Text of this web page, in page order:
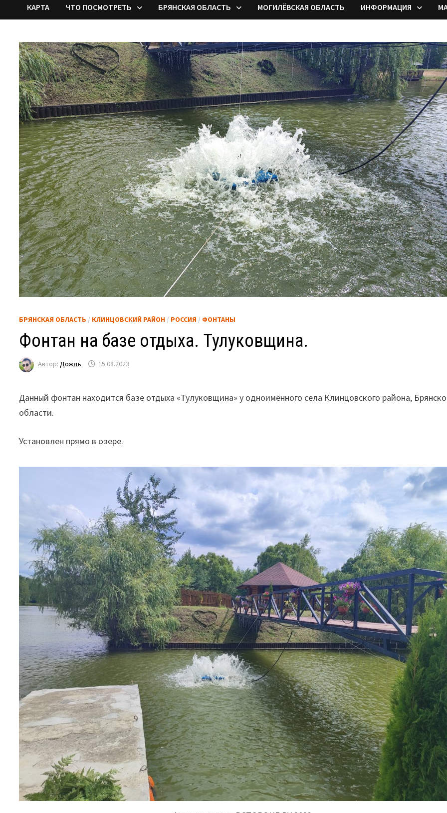
КАРТА ЧТО ПОСМОТРЕТЬ БРЯНСКАЯ ОБЛАСТЬ МОГИЛЁВСКАЯ ОБЛАСТЬ ИНФОРМАЦИЯ
БРЯНСКАЯ ОБЛАСТЬ / КЛИНЦОВСКИЙ РАЙОН / РОССИЯ / ФОНТАНЫ
Фонтан на базе отдыха. Тулуковщина.
Автор:Дождь 15.08.2023
Данный фонтан находится базе отдыха «Тулуковщина» у одноимённого села Клинцовского района,
области.
Установлен прямо в озере.